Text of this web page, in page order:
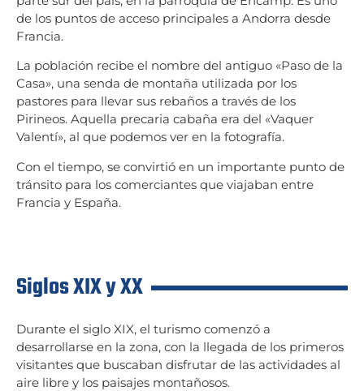
de los puntos de acceso principales a Andorra desde
Francia.
La población recibe el nombre del antiguo «Paso de la
Casa», una senda de montaña utilizada por los
pastores para llevar sus rebaños a través de los
Pirineos. Aquella precaria cabaña era del «Vaquer
Valentí», al que podemos ver en la fotografía.
Con el tiempo, se convirtió en un importante punto de
tránsito para los comerciantes que viajaban entre
Francia y España.
Siglos XIX y XX
Durante el siglo XIX, el turismo comenzó a
desarrollarse en la zona, con la llegada de los primeros
visitantes que buscaban disfrutar de las actividades al
aire libre y los paisajes montañosos.